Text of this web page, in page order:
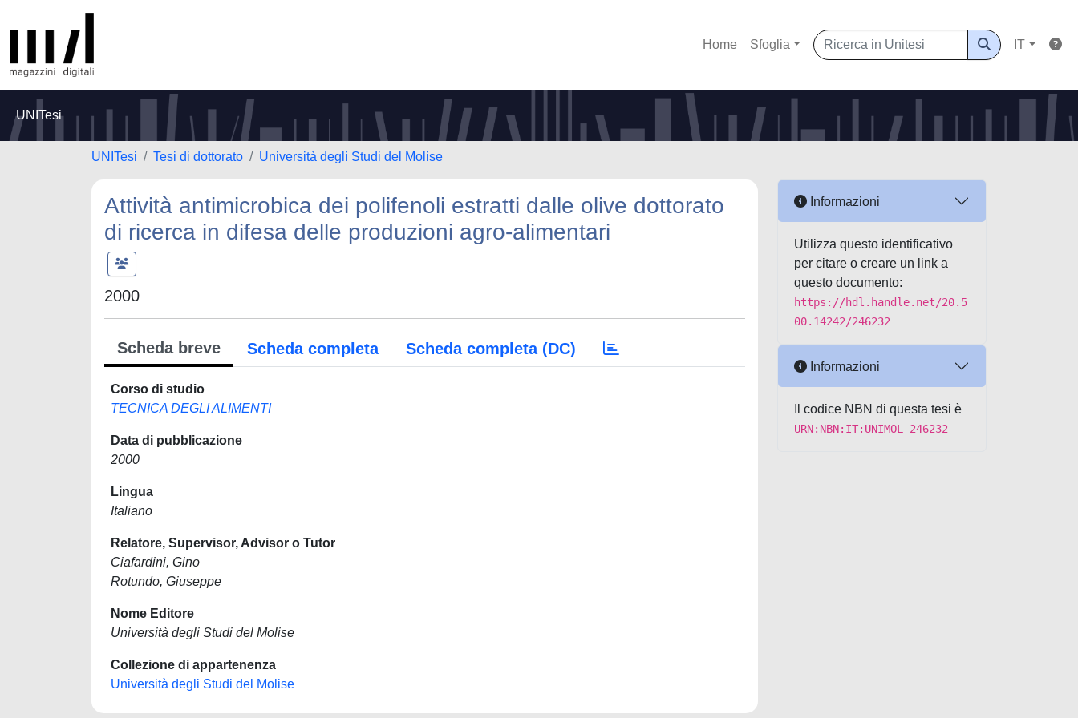
Home Sfoglia IT
UNITesi
UNITesi Tesi di dottorato Università degli Studi del Molise
Attività antimicrobica dei polifenoli estratti dalle olive dottorato
di ricerca in difesa delle produzioni agro-alimentari
2000
Scheda breve Scheda completa Scheda completa (DC)
Corso di studio
TECNICA DEGLI ALIMENTI
Data di pubblicazione
2000
Lingua
Italiano
Relatore, Supervisor, Advisor o Tutor
Ciafardini, Gino
Rotundo, Giuseppe
Nome Editore
Università degli Studi del Molise
Collezione di appartenenza
Università degli Studi del Molise
Informazioni
Utilizza questo identificativo
per citare o creare un link a
questo documento:
https://hdl.handle.net/20.5
00.14242/246232
Informazioni
Il codice NBN di questa tesi è
URN:NBN:IT:UNIMOL-246232